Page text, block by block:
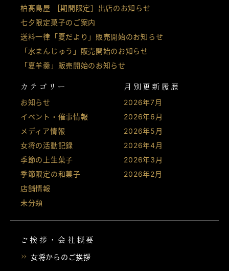
柏髙島屋 ［期間限定］出店のお知らせ
七夕限定菓子のご案内
送料一律「夏だより」販売開始のお知らせ
「水まんじゅう」販売開始のお知らせ
「夏羊羹」販売開始のお知らせ
カテゴリー
お知らせ
イベント・催事情報
メディア情報
女将の活動記録
季節の上生菓子
季節限定の和菓子
店舗情報
未分類
月別更新履歴
2026年7月
2026年6月
2026年5月
2026年4月
2026年3月
2026年2月
ご挨拶・会社概要
女将からのご挨拶